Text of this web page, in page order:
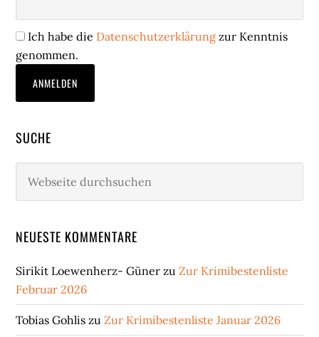
Ich habe die Datenschutzerklärung zur Kenntnis
genommen.
SUCHE
durchsuchen
NEUESTE KOMMENTARE
Sirikit Loewenherz- Güner zuZur Krimibestenliste
Februar 2026
Tobias Gohlis zuZur Krimibestenliste Januar 2026